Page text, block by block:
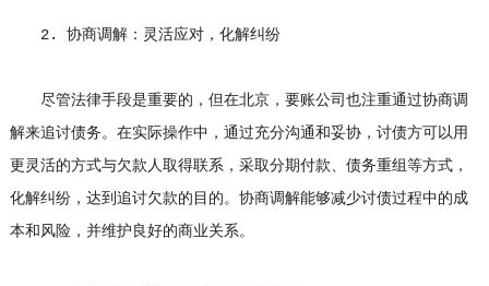
2. 协商调解：灵活应对，化解纠纷
尽管法律手段是重要的，但在北京，要账公司也注重通过协商调
解来追讨债务。在实际操作中，通过充分沟通和妥协，讨债方可以用
更灵活的方式与欠款人取得联系，采取分期付款、债务重组等方式，
化解纠纷，达到追讨欠款的目的。协商调解能够减少讨债过程中的成
本和风险，并维护良好的商业关系。